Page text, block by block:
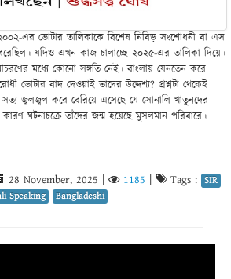
এর ভোটার তালিকাকে বিশেষ নিবিড় সংশোধনী বা এস
যদিও এখন কাজ চালাচ্ছে ২০২৫-এর তালিকা দিয়ে।
মধ্যে কোনো সঙ্গতি নেই। বাংলায় যেনতেন করে
ভোটার বাদ দেওয়াই তাদের উদ্দেশ্য? প্রশ্নটা থেকেই
জ্বলজ্বল করে বেরিয়ে এসেছে যে সোনালি খাতুনদের
কারণ ঘটনাচক্রে তাঁদের জন্ম হয়েছে মুসলমান পরিবারে।
28 November, 2025 1185 Tags : SIR
Speaking Bangladeshi